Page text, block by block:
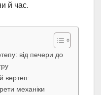
й час.
від печери до
вертеп:
механіки